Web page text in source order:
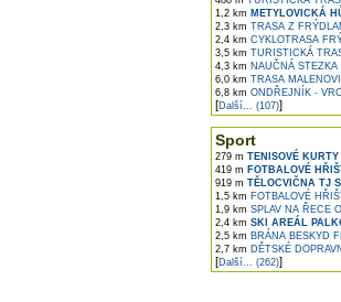
1,2 km METYLOVICKÁ
2,3 km TRASA Z
2,4 km CYKLOTRASA
3,5 km TURISTICKÁ
4,3 km NAUČNÁ
6,0 km TRASA
6,8 km ONDŘEJNÍK -
[Další... (107)]
Sport
279 m TENISOVÉ
419 m FOTBALOVÉ
919 m TĚLOCVIČNA TJ
1,5 km FOTBALOVÉ
1,9 km SPLAV NA ŘECE
2,4 km SKI AREÁL
2,5 km BRÁNA BESKYD
2,7 km DĚTSKÉ
[Další... (262)]